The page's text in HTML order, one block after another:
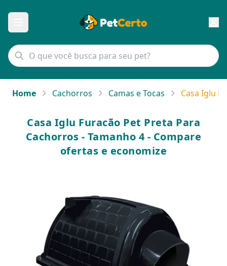
Home Cachorros Camas e Tocas Casa Iglu
Casa Iglu Furacão Pet Preta Para
Cachorros - Tamanho 4 - Compare
ofertas e economize